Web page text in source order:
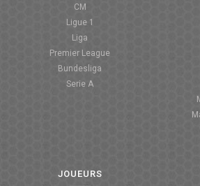
COUPE DE FRANCE
COUPE DE LA LIGUE
CM
Ligue 1
Liga
Premier League
Bundesliga
Serie A
JOUEURS